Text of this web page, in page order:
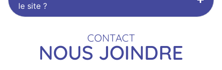
le site ?
CONTACT
NOUS JOINDRE